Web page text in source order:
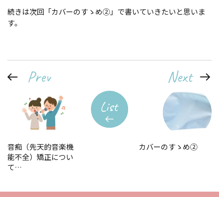
続きは次回「カバーのすゝめ②」で書いていきたいと思いま
す。
音痴（先天的音楽機
能不全）矯正につい
て…
カバーのすゝめ②